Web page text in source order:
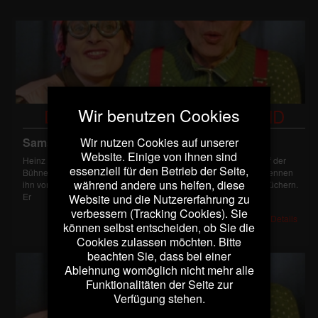
DER HEINZ ERHARDT ABEND
Samstag, 3. Oktober 19:30
Heinz Erhardt war ein Phänomen. Viele Tausende haben ihn auf der
Bühne erlebt und herzlich über seine Komik gelacht. Millionen kennen
ihn vom Rundfunk, Fernsehen, aus dem Kino oder von seinen Büchern.
Er
Details
Wir benutzen Cookies
Wir nutzen Cookies auf unserer
Website. Einige von ihnen sind
essenziell für den Betrieb der Seite,
während andere uns helfen, diese
Website und die Nutzererfahrung zu
verbessern (Tracking Cookies). Sie
können selbst entscheiden, ob Sie die
Cookies zulassen möchten. Bitte
beachten Sie, dass bei einer
Ablehnung womöglich nicht mehr alle
Funktionalitäten der Seite zur
Verfügung stehen.